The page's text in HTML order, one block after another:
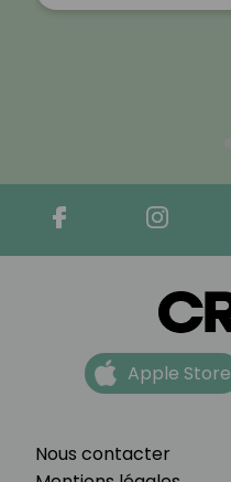
Nous contacter
Apple Store